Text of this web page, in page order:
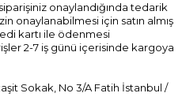
onaylandığında tedarik
onaylanabilmesi için satın almış
kartı ile ödenmesi
2-7 iş günü içerisinde kargoya
Sokak, No 3/A Fatih İstanbul /